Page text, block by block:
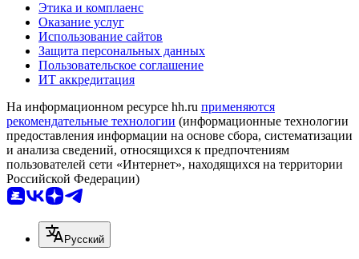
Этика и комплаенс
Оказание услуг
Использование сайтов
Защита персональных данных
Пользовательское соглашение
ИТ аккредитация
На информационном ресурсе hh.ru применяются
рекомендательные технологии (информационные технологии
предоставления информации на основе сбора, систематизации
и анализа сведений, относящихся к предпочтениям
пользователей сети «Интернет», находящихся на территории
Российской Федерации)
Русский